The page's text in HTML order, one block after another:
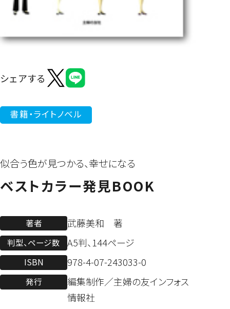
よくあるご質問
シェアする
書籍・ライトノベル
似合う色が見つかる、幸せになる
ベストカラー発見BOOK
著者 武藤美和 著
判型、ページ数 A5判、144ページ
ISBN 978-4-07-243033-0
発行 編集制作／主婦の友インフォス
情報社